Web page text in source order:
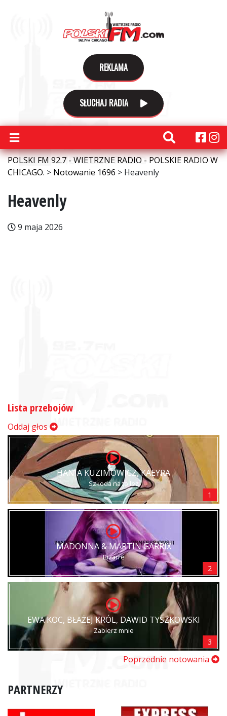
REKLAMA
SŁUCHAJ RADIA
POLSKI FM 92.7 - WIETRZNE RADIO - POLSKIE RADIO W
CHICAGO. > Notowanie 1696 > Heavenly
Heavenly
9 maja 2026
Lista przebojów
Oddaj głos
HANIA KUZIMOWICZ, KAEYRA
Szkoda na to łez
1
MADONNA & MARTIN GARRIX
Bizarre
2
EWA KOC, BŁAŻEJ KRÓL, DAWID TYSZKOWSKI
Zabierz mnie
3
Poprzednie notowania
PARTNERZY